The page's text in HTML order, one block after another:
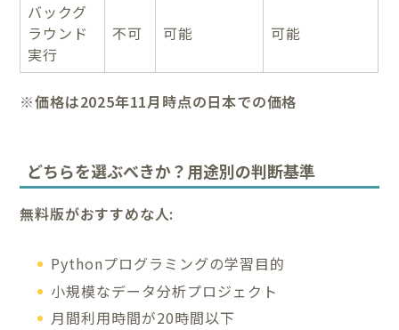
バックグ
ラウンド
実行
不可 可能 可能
※価格は2025年11月時点の日本での価格
どちらを選ぶべきか？用途別の判断基準
無料版がおすすめな人:
Pythonプログラミングの学習目的
小規模なデータ分析プロジェクト
月間利用時間が20時間以下